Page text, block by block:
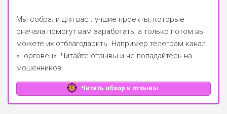
Мы собрали для вас лучшие проекты, которые
сначала помогут вам заработать, а только потом вы
можете их отблагодарить. Например телеграм канал
«Торговец». Читайте отзывы и не попадайтесь на
мошенников!
Читать обзор и отзывы